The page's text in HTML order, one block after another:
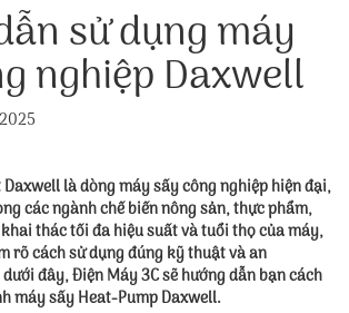
sử dụng máy
nghiệp Daxwell
là dòng máy sấy công nghiệp hiện đại,
các ngành chế biến nông sản, thực phẩm,
thác tối đa hiệu suất và tuổi thọ của máy,
rõ cách sử dụng đúng kỹ thuật và an
đây, Điện Máy 3C sẽ hướng dẫn bạn cách
máy sấy Heat-Pump Daxwell.